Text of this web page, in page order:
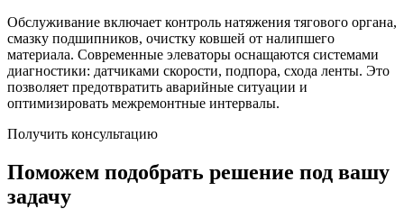
Обслуживание включает контроль натяжения тягового органа,
смазку подшипников, очистку ковшей от налипшего
материала. Современные элеваторы оснащаются системами
диагностики: датчиками скорости, подпора, схода ленты. Это
позволяет предотвратить аварийные ситуации и
оптимизировать межремонтные интервалы.
Получить консультацию
Поможем подобрать решение под вашу
задачу